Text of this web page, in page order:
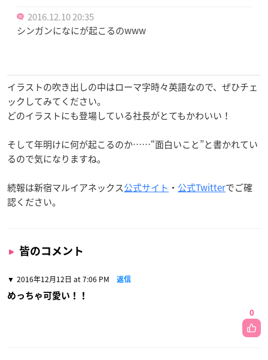
2016.12.10 20:35
シンガンになにが起こるのwww
イラストの吹き出しの中はローマ字時々英語なので、ぜひチェ
ックしてみてください。
どのイラストにも登場している社長がとてもかわいい！
そして年明けに何が起こるのか……“面白いこと”と書かれてい
るので気になりますね。
続報は新宿マルイアネックス公式サイト ・ 公式Twitterでご確
認ください。
皆のコメント
2016年12月12日 at 7:06 PM 返信
めっちゃ可愛い！！
0